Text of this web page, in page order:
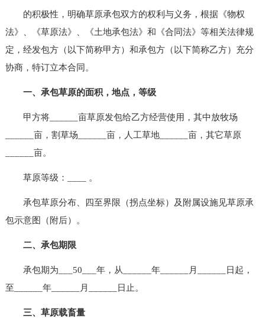
的积极性，明确草原承包双方的权利与义务，根据《物权
法》、《草原法》、《土地承包法》和《合同法》等相关法律规
定，经发包方（以下简称甲方）和承包方（以下简称乙方）充分
协商，特订立本合同。
一、承包草原的面积，地点，等级
甲方将______亩草原发包给乙方经营使用，其中放牧场
______亩，割草场______亩，人工草地______亩，其它草原
______亩。
草原等级：____ 。
承包草原分布、四至界限（拐点坐标）及附属设施见草原承
包示意图（附后）。
二、承包期限
承包期为___50___年，从______年______月______日起，
至______年______月______日止。
三、草原载畜量